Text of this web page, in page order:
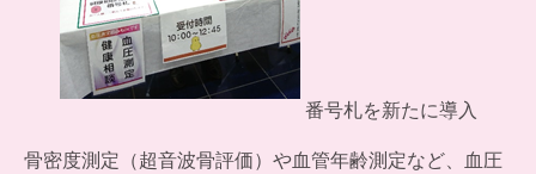
番号札を新たに導入
骨密度測定（超音波骨評価）や血管年齢測定など、血圧